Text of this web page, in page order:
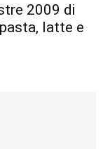
2009 di
latte e